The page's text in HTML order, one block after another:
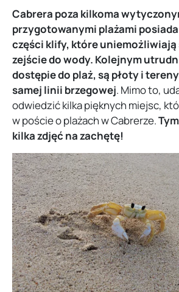
Cabrera poza kilkoma
przygotowanymi plażami
części klify, które
zejście do wody. Kolejnym
dostępie do plaż, są płoty i
samej linii brzegowej. Mimo to,
odwiedzić kilka pięknych miejsc,
w poście o plażach w Cabrerze.
kilka zdjęć na zachętę!